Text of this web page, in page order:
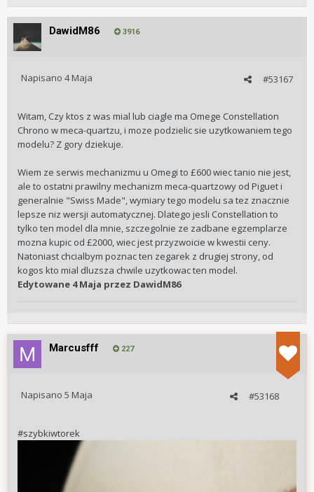
DawidM86 3916
#53167
Napisano 4 Maja
Witam, Czy ktos z was mial lub ciagle ma Omege Constellation
Chrono w meca-quartzu, i moze podzielic sie uzytkowaniem tego
modelu? Z gory dziekuje.
Wiem ze serwis mechanizmu u Omegi to £600 wiec tanio nie jest,
ale to ostatni prawilny mechanizm meca-quartzowy od Piguet i
generalnie "Swiss Made", wymiary tego modelu sa tez znacznie
lepsze niz wersji automatycznej. Dlatego jesli Constellation to
tylko ten model dla mnie, szczegolnie ze zadbane egzemplarze
mozna kupic od £2000, wiec jest przyzwoicie w kwestii ceny.
Natoniast chcialbym poznac ten zegarek z drugiej strony, od
kogos kto mial dluzsza chwile uzytkowac ten model.
Edytowane 4 Maja przez DawidM86
Marcusfff 227
#53168
Napisano 5 Maja
#szybkiwtorek